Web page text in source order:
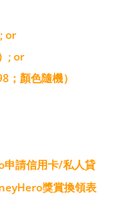
or
; or
顏色隨機）
請信用卡/私人貸
獎賞換領表